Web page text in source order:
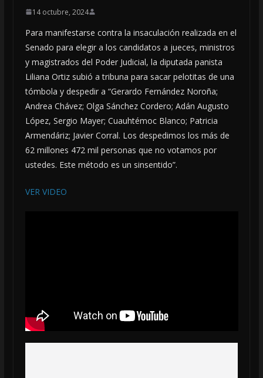
14 octubre, 2024
Para manifestarse contra la insaculación realizada en el
Senado para elegir a los candidatos a jueces, ministros
y magistrados del Poder Judicial, la diputada panista
Liliana Ortiz subió a tribuna para sacar pelotitas de una
tómbola y despedir a “Gerardo Fernández Noroña;
Andrea Chávez; Olga Sánchez Cordero; Adán Augusto
López, Sergio Mayer; Cuauhtémoc Blanco; Patricia
Armendáriz; Javier Corral. Los despedimos los más de
62 millones 472 mil personas que no votamos por
ustedes. Este método es un sinsentido”.
VER VIDEO